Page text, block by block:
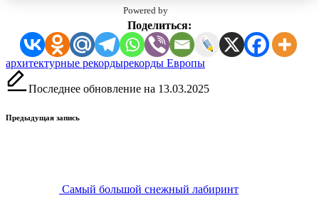
Powered by
Поделиться:
Метки:
архитектурные рекордырекорды Европы
Последнее обновление на 13.03.2025
Навигация
Предыдущая запись
Самый большой снежный лабиринт